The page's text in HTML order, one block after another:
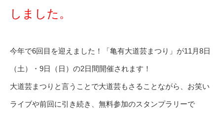
しました。
今年で6回目を迎えました！「亀有大道芸まつり」が11月8日
（土）・9日（日）の2日間開催されます！
大道芸まつりと言うことで大道芸もさることながら、お笑い
ライブや前回に引き続き、無料参加のスタンプラリーで